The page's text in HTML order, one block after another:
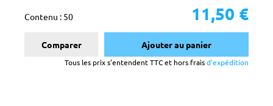
Contenu : 50 11,50 €
Comparer Ajouter au panier
Tous les prix s'entendent TTC et hors fraisd'expédition